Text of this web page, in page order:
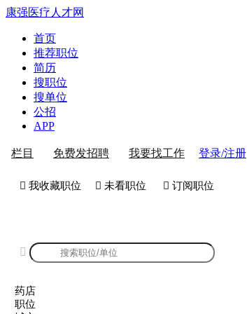
康强医疗人才网
首页
推荐职位
简历
搜职位
搜单位
公招
APP
栏目 免费发招聘 我要找工作 登录/注册
 我收藏职位  未看职位  订阅职位

药店
职位